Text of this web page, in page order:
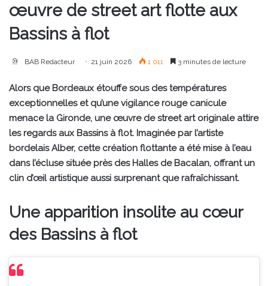
œuvre de street art flotte aux
Bassins à flot
BAB Redacteur 21 juin 2026 1 011 3 minutes de lecture
Alors que Bordeaux étouffe sous des températures
exceptionnelles et qu’une vigilance rouge canicule
menace la Gironde, une œuvre de street art originale attire
les regards aux Bassins à flot. Imaginée par l’artiste
bordelais Alber, cette création flottante a été mise à l’eau
dans l’écluse située près des Halles de Bacalan, offrant un
clin d’œil artistique aussi surprenant que rafraîchissant.
Une apparition insolite au cœur
des Bassins à flot